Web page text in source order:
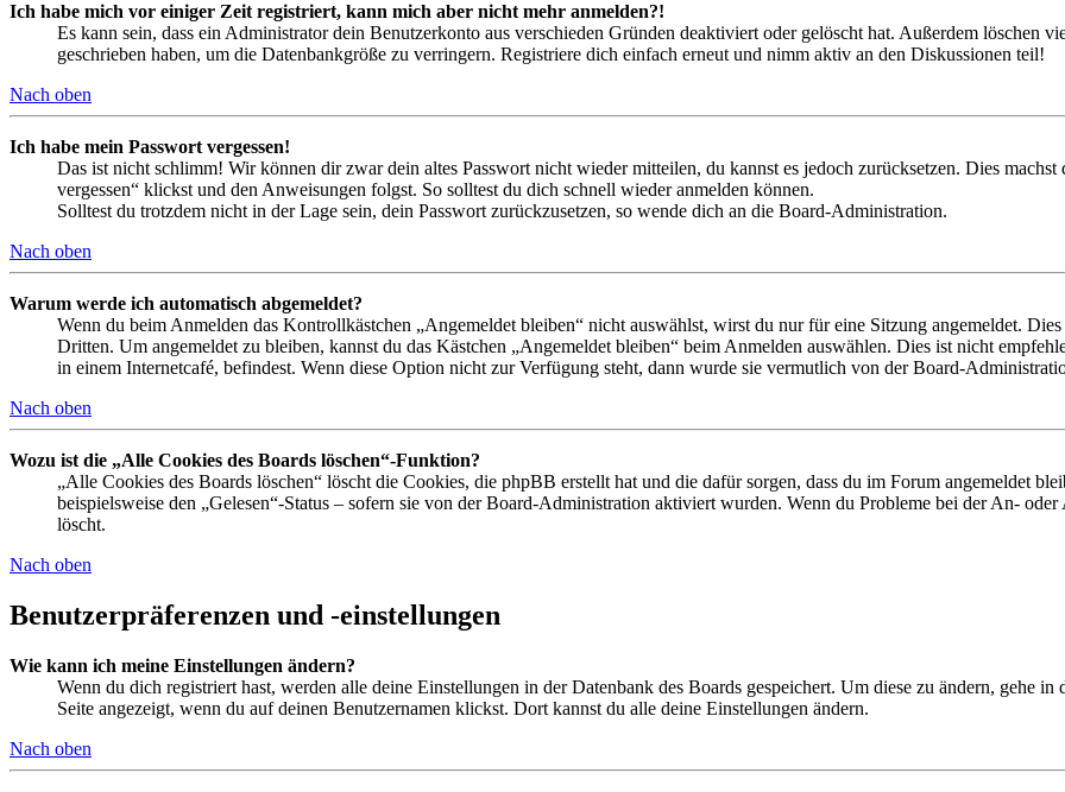
Ich habe mich vor einiger Zeit registriert, kann mich aber nicht mehr anmelden?!
Es kann sein, dass ein Administrator dein Benutzerkonto aus verschieden Gründen deaktiviert oder gelöscht hat. Außerdem löschen
geschrieben haben, um die Datenbankgröße zu verringern. Registriere dich einfach erneut und nimm aktiv an den Diskussionen teil!
Nach oben
Ich habe mein Passwort vergessen!
Das ist nicht schlimm! Wir können dir zwar dein altes Passwort nicht wieder mitteilen, du kannst es jedoch zurücksetzen. Dies
vergessen“ klickst und den Anweisungen folgst. So solltest du dich schnell wieder anmelden können.
Solltest du trotzdem nicht in der Lage sein, dein Passwort zurückzusetzen, so wende dich an die Board-Administration.
Nach oben
Warum werde ich automatisch abgemeldet?
Wenn du beim Anmelden das Kontrollkästchen „Angemeldet bleiben“ nicht auswählst, wirst du nur für eine Sitzung angemeldet.
Dritten. Um angemeldet zu bleiben, kannst du das Kästchen „Angemeldet bleiben“ beim Anmelden auswählen. Dies ist nicht
in einem Internetcafé, befindest. Wenn diese Option nicht zur Verfügung steht, dann wurde sie vermutlich von der Board-
Nach oben
Wozu ist die „Alle Cookies des Boards löschen“-Funktion?
„Alle Cookies des Boards löschen“ löscht die Cookies, die phpBB erstellt hat und die dafür sorgen, dass du im Forum angemeldet
beispielsweise den „Gelesen“-Status – sofern sie von der Board-Administration aktiviert wurden. Wenn du Probleme bei der An-
löscht.
Nach oben
Benutzerpräferenzen und -einstellungen
Wie kann ich meine Einstellungen ändern?
Wenn du dich registriert hast, werden alle deine Einstellungen in der Datenbank des Boards gespeichert. Um diese zu ändern, gehe
Seite angezeigt, wenn du auf deinen Benutzernamen klickst. Dort kannst du alle deine Einstellungen ändern.
Nach oben